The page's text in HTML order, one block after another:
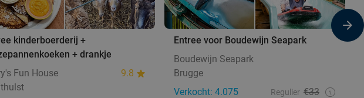
kinderboerderij +
+ drankje
Fun House
9.8
Entree voor Boudewijn Seapark
Boudewijn Seapark
Brugge
Verkocht: 4.075
Regulier €33